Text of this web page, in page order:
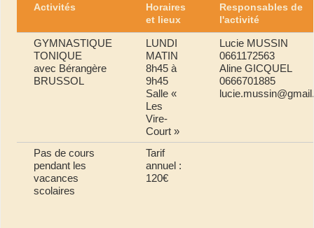
Activités
Horaires
et lieux
Responsables de
l'activité
GYMNASTIQUE
TONIQUE
avec Bérangère
BRUSSOL
LUNDI
MATIN
8h45 à
9h45
Salle «
Les
Vire-
Court »
Lucie MUSSIN
0661172563
Aline GICQUEL
0666701885
Pas de cours
pendant les
vacances
scolaires
Tarif
annuel :
120€